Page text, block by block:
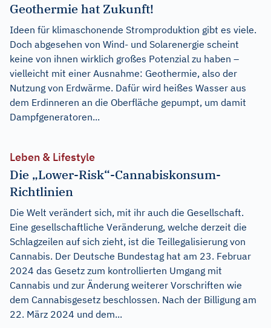
Geothermie hat Zukunft!
Ideen für klimaschonende Stromproduktion gibt es viele.
Doch abgesehen von Wind- und Solarenergie scheint
keine von ihnen wirklich großes Potenzial zu haben –
vielleicht mit einer Ausnahme: Geothermie, also der
Nutzung von Erdwärme. Dafür wird heißes Wasser aus
dem Erdinneren an die Oberfläche gepumpt, um damit
Dampfgeneratoren...
Leben & Lifestyle
Die „Lower-Risk“-Cannabiskonsum-
Richtlinien
Die Welt verändert sich, mit ihr auch die Gesellschaft.
Eine gesellschaftliche Veränderung, welche derzeit die
Schlagzeilen auf sich zieht, ist die Teillegalisierung von
Cannabis. Der Deutsche Bundestag hat am 23. Februar
2024 das Gesetz zum kontrollierten Umgang mit
Cannabis und zur Änderung weiterer Vorschriften wie
dem Cannabisgesetz beschlossen. Nach der Billigung am
22. März 2024 und dem...